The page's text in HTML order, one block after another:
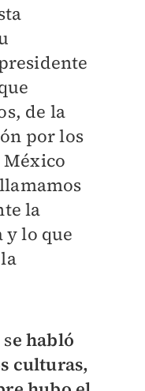
de la
por los
México
la
y lo que
e habló
culturas,